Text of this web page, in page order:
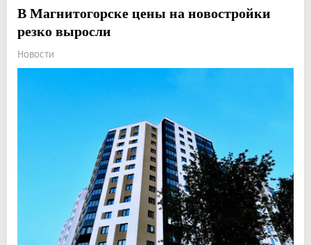
В Магнитогорске цены на новостройки
резко выросли
Новости